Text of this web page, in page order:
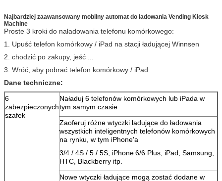
Najbardziej zaawansowany mobilny automat do ładowania Vending Kiosk
Machine
Proste 3 kroki do naładowania telefonu komórkowego:
1. Upuść telefon komórkowy / iPad na stacji ładującej Winnsen
2. chodzić po zakupy, jeść ...
3. Wróć, aby pobrać telefon komórkowy / iPad
Dane techniczne:
6
zabezpieczonych
szafek
Naładuj 6 telefonów komórkowych lub iPada w
tym samym czasie
Zaoferuj różne wtyczki ładujące do ładowania
wszystkich inteligentnych telefonów komórkowych
na rynku, w tym iPhone'a
3/4 / 4S / 5 / 5S, iPhone6/6 Plus, iPad, Samsung,
HTC, Blackberry itp.
Nowe wtyczki ładujące mogą zostać dodane w